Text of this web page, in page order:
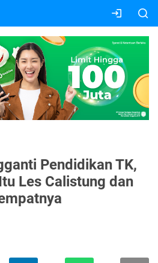
Pendidikan TK,
Les Calistung dan